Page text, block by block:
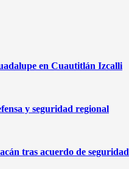
en Cuautitlán Izcalli
y seguridad regional
tras acuerdo de seguridad